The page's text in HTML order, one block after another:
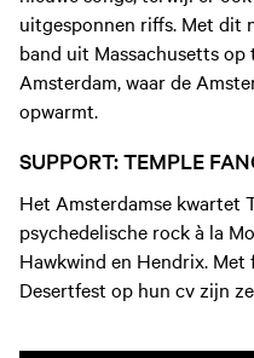
uitgesponnen riffs. Met dit
band uit Massachusetts
Amsterdam, waar de
opwarmt.
SUPPORT: TEMPLE
Het Amsterdamse kwartet
psychedelische rock à la
Hawkwind en Hendrix. Met
Desertfest op hun cv zijn